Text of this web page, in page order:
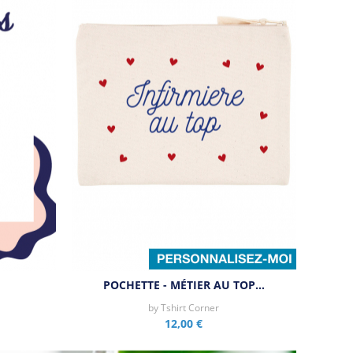
Aperçu rapide
POCHETTE - MÉTIER AU TOP…
byTshirt Corner
12,00 €